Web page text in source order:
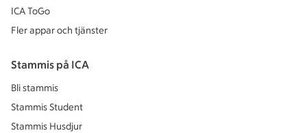
ICA ToGo
Fler appar och tjänster
Stammis på ICA
Bli stammis
Stammis Student
Stammis Husdjur